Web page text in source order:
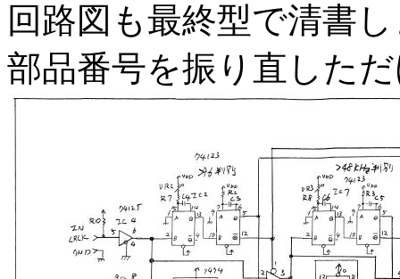
回路図も最終型で清書
部品番号を振り直した